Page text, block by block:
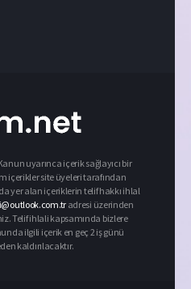
uyarınca içerik sağlayıcı bir
içerikler site üyeleri tarafından
yer alan içeriklerin telif hakkı ihlal
adresi üzerinden
Telif ihlali kapsamında bizlere
ilgili içerik en geç 2 iş günü
kaldırılacaktır.